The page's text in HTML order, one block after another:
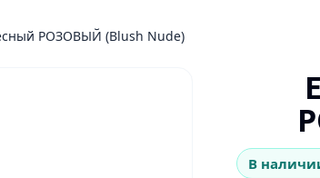
Еврофатин, Телесный РОЗОВЫЙ (Blush Nude)
В